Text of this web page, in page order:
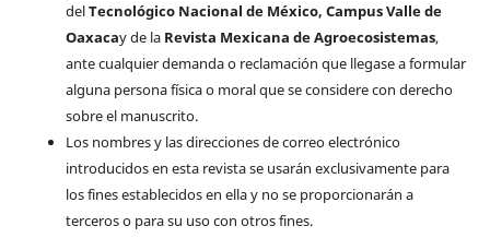
delTecnológico Nacional de México, Campus Valle de
Oaxacay de la Revista Mexicana de Agroecosistemas,
ante cualquier demanda o reclamación que llegase a formular
alguna persona física o moral que se considere con derecho
sobre el manuscrito.
Los nombres y las direcciones de correo electrónico
introducidos en esta revista se usarán exclusivamente para
los fines establecidos en ella y no se proporcionarán a
terceros o para su uso con otros fines.